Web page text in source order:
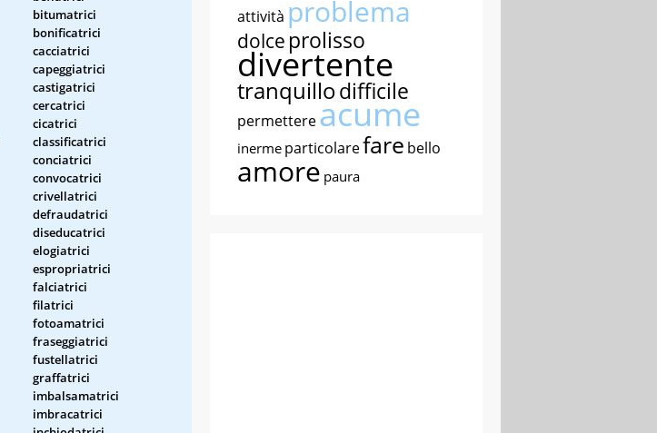
bitumatrici
bonificatrici
cacciatrici
capeggiatrici
castigatrici
cercatrici
cicatrici
classificatrici
conciatrici
convocatrici
crivellatrici
defraudatrici
diseducatrici
elogiatrici
espropriatrici
falciatrici
filatrici
fotoamatrici
fraseggiatrici
fustellatrici
graffatrici
imbalsamatrici
imbracatrici
attività problema
dolce prolisso
divertente
tranquillodifficile
permettereacume
inerme particolarefare bello
amore paura